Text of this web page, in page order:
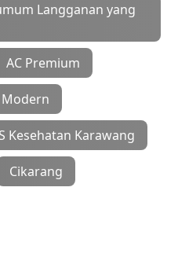
Langganan yang
AC Premium
Kesehatan Karawang
Cikarang